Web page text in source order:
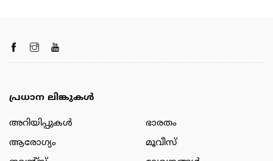
പ്രധാന ലിങ്കുകൾ
അറിയിപ്പുകള്‍
ആരോഗ്യം
ഭാരതം
മൂവീസ്